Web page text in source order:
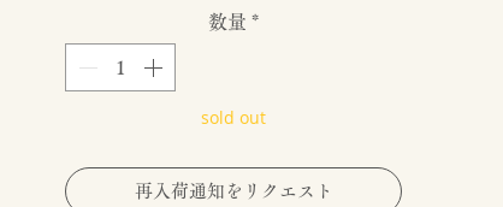
数量 *
sold out
再入荷通知をリクエスト